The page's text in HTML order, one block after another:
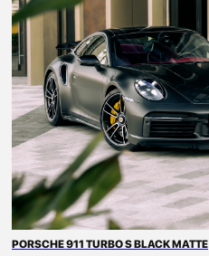
PORSCHE 911 TURBO S BLACK MATTE